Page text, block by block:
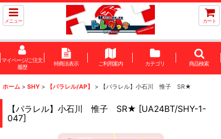
メニュー カート
マイページ/ご注文
履歴
特商法表示 ご利用案内 カテゴリ 商品検索
ホーム > SHY > 【パラレル/AP】 > 【パラレル】小石川 惟子 SR★
【パラレル】小石川 惟子 SR★ [UA24BT/SHY-1-
047]